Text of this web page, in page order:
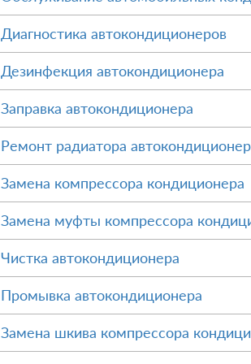
Диагностика автокондиционеров
Дезинфекция автокондиционера
Заправка автокондиционера
Ремонт радиатора
Замена компрессора кондиционера
Замена муфты компрессора
Чистка автокондиционера
Промывка автокондиционера
Замена шкива компрессора